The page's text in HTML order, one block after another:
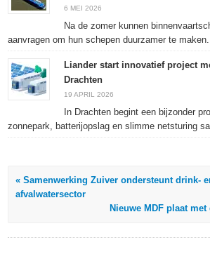
6 MEI 2026
Na de zomer kunnen
aanvragen om hun schepen duurzamer te
Liander start innovatief project
Drachten
19 APRIL 2026
In Drachten begint een bijzonder
zonnepark, batterijopslag en slimme netsturing
« Samenwerking Zuiver ondersteunt drink-
afvalwatersector
Nieuwe MDF plaat